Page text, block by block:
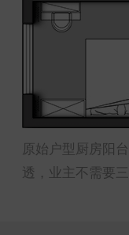
原始户型厨房阳
透，业主不需要